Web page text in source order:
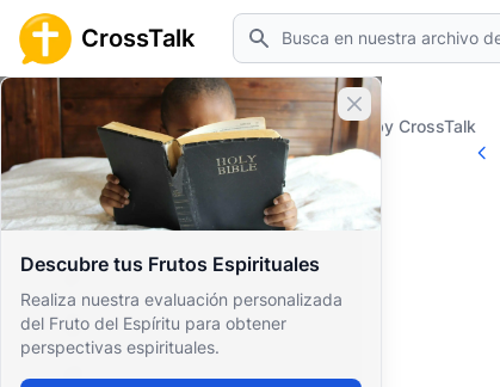
CrossTalk Buscar
Cerrar banner
Descubre tus Frutos Espirituales
Realiza nuestra evaluación personalizada
del Fruto del Espíritu para obtener
perspectivas espirituales.
Home Prayer Wall Daily Prayer by CrossTalk
Inicio
Archivo de Preguntas
Nuestro blog
Contenido guardado
Preguntas Populares